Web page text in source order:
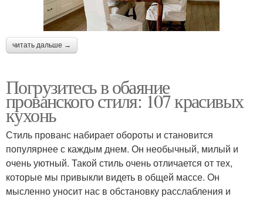
читать дальше →
Погрузитесь в обаяние
прованского стиля: 107 красивых
кухонь
Стиль прованс набирает обороты и становится
популярнее с каждым днем. Он необычный, милый и
очень уютный. Такой стиль очень отличается от тех,
которые мы привыкли видеть в общей массе. Он
мысленно уносит нас в обстановку расслабления и